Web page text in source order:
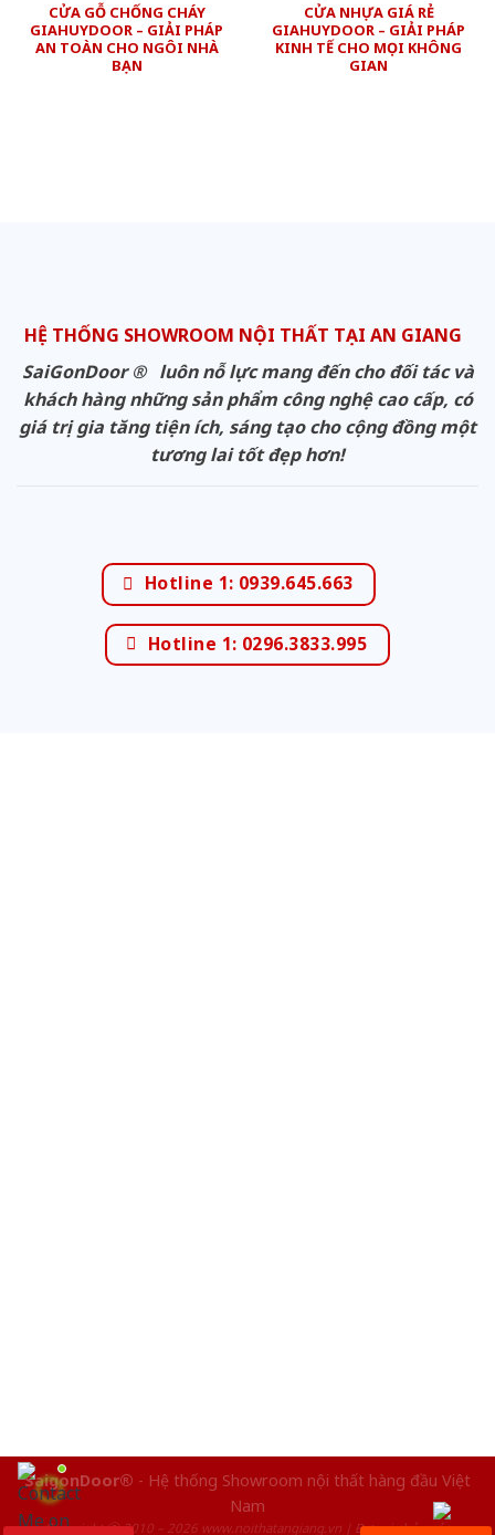
CỬA GỖ CHỐNG CHÁY
GIAHUYDOOR – GIẢI PHÁP
AN TOÀN CHO NGÔI NHÀ
BẠN
CỬA NHỰA GIÁ RẺ
GIAHUYDOOR – GIẢI PHÁP
KINH TẾ CHO MỌI KHÔNG
GIAN
HỆ THỐNG SHOWROOM NỘI THẤT TẠI AN GIANG
SaiGonDoor ® luôn nỗ lực mang đến cho đối tác và
khách hàng những sản phẩm công nghệ cao cấp, có
giá trị gia tăng tiện ích, sáng tạo cho cộng đồng một
tương lai tốt đẹp hơn!
Hotline 1: 0939.645.663
Hotline 1: 0296.3833.995
SaigonDoor® - Hệ thống Showroom nội thất hàng đầu Việt
Nam
Copyright ⓒ 2010 – 2026 www.noithatangiang.vn | Đơn vị chủ quản